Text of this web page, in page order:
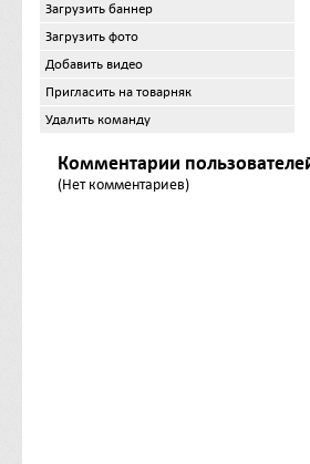
Загрузить баннер
Загрузить фото
Добавить видео
Пригласить на товарняк
Удалить команду
Комментарии
(Нет комментариев)